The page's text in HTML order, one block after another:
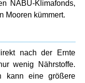
NABU-Klimafonds,
Mooren kümmert.
nach der Ernte
wenig Nährstoffe.
kann eine größere